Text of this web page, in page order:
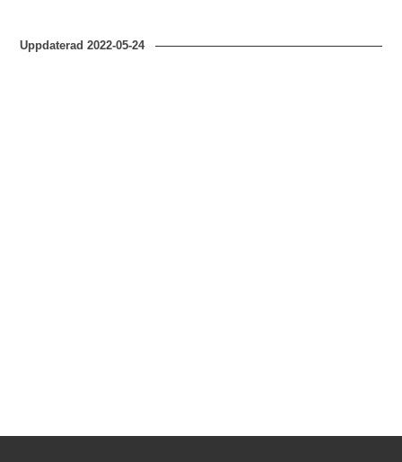
Uppdaterad2022-05-24